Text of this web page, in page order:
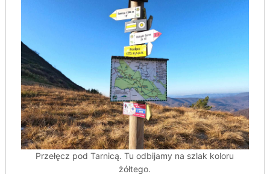
Przełęcz pod Tarnicą. Tu odbijamy na szlak koloru
żółtego.